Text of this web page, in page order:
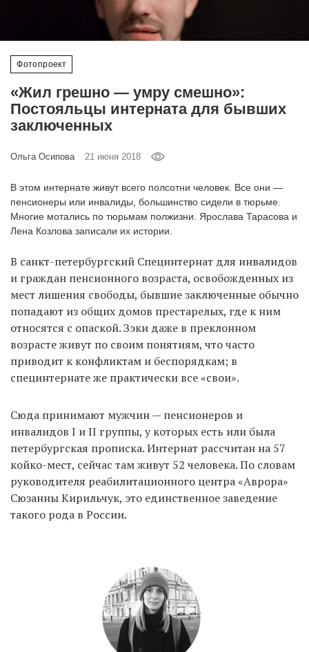
EN
UA
Фотопроект
«Жил грешно — умру смешно»:
Постояльцы интерната для бывших
заключенных
Ольга Осипова 21 июня 2018
В этом интернате живут всего полсотни человек. Все они —
пенсионеры или инвалиды, большинство сидели в тюрьме.
Многие мотались по тюрьмам полжизни. Ярослава Тарасова и
Лена Козлова записали их истории.
В санкт-петербургский Специнтернат для инвалидов
и граждан пенсионного возраста, освобожденных из
мест лишения свободы, бывшие заключенные обычно
попадают из общих домов престарелых, где к ним
относятся с опаской. Зэки даже в преклонном
возрасте живут по своим понятиям, что часто
приводит к конфликтам и беспорядкам; в
специнтернате же практически все «свои».
Сюда принимают мужчин — пенсионеров и
инвалидов I и II группы, у которых есть или была
петербургская прописка. Интернат рассчитан на 57
койко-мест, сейчас там живут 52 человека. По словам
руководителя реабилитационного центра «Аврора»
Сюзанны Кирильчук, это единственное заведение
такого рода в России.